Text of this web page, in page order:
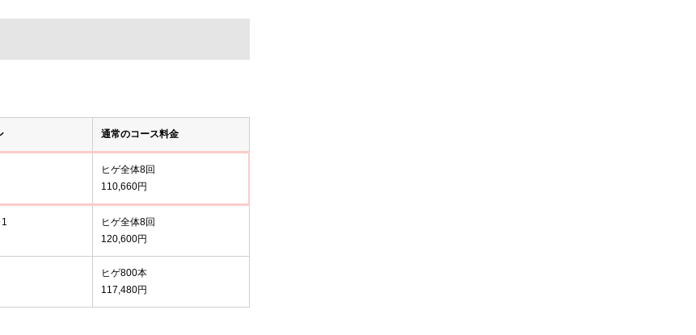
通常のコース料金
ヒゲ全体8回
110,660円
ヒゲ全体8回
120,600円
ヒゲ800本
117,480円